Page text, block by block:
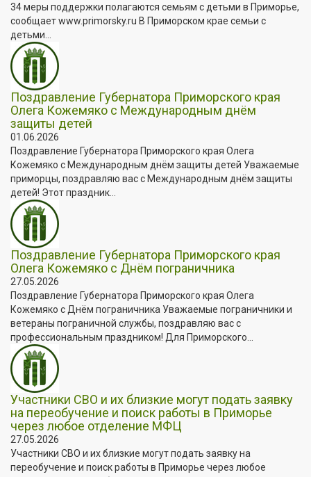
34 меры поддержки полагаются семьям с детьми в Приморье,
сообщает www.primorsky.ru В Приморском крае семьи с
детьми...
Поздравление Губернатора Приморского края
Олега Кожемяко с Международным днём
защиты детей
01.06.2026
Поздравление Губернатора Приморского края Олега
Кожемяко с Международным днём защиты детей Уважаемые
приморцы, поздравляю вас с Международным днём защиты
детей! Этот праздник...
Поздравление Губернатора Приморского края
Олега Кожемяко с Днём пограничника
27.05.2026
Поздравление Губернатора Приморского края Олега
Кожемяко с Днём пограничника Уважаемые пограничники и
ветераны пограничной службы, поздравляю вас с
профессиональным праздником! Для Приморского...
Участники СВО и их близкие могут подать заявку
на переобучение и поиск работы в Приморье
через любое отделение МФЦ
27.05.2026
Участники СВО и их близкие могут подать заявку на
переобучение и поиск работы в Приморье через любое